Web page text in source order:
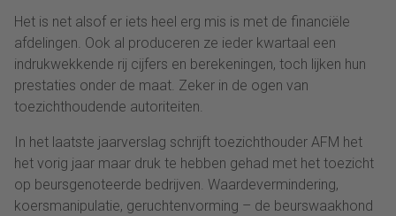
Het is net alsof er iets heel erg mis is met de financiële
afdelingen. Ook al produceren ze ieder kwartaal een
indrukwekkende rij cijfers en berekeningen, toch lijken hun
prestaties onder de maat. Zeker in de ogen van
toezichthoudende autoriteiten.
In het laatste jaarverslag schrijft toezichthouder AFM het
het vorig jaar maar druk te hebben gehad met het toezicht
op beursgenoteerde bedrijven. Waardevermindering,
koersmanipulatie, geruchtenvorming – de beurswaakhond